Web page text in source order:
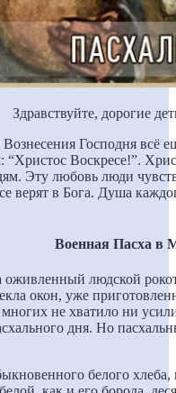
Здравствуйте, дорогие
Господня всё
Воскресе!”.
Эту любовь люди
верят в Бога. Душа
Военная Пасха в
оживленный людской
окон, уже
не хватило ни
дня. Но
белого